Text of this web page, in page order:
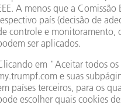
Nº TSA-2022-
TruControl afetado pela